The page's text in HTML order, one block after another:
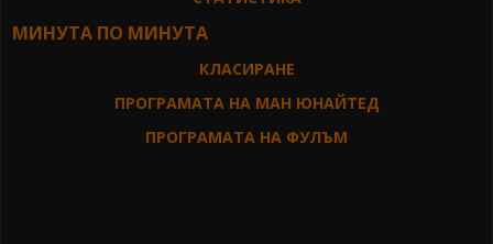
МИНУТА ПО МИНУТА
КЛАСИРАНЕ
ПРОГРАМАТА НА МАН ЮНАЙТЕД
ПРОГРАМАТА НА ФУЛЪМ